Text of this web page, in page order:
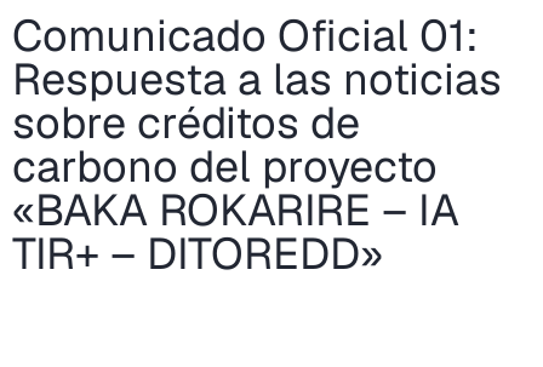
Comunicado Oficial 01:
Respuesta a las noticias
sobre créditos de
carbono del proyecto
«BAKA ROKARIRE – IA
TIR+ – DITOREDD»